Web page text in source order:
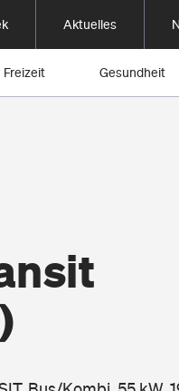
Aktuelles
Freizeit Gesundheit